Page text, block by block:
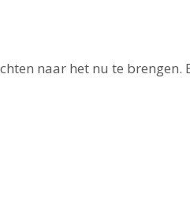
naar het nu te brengen.